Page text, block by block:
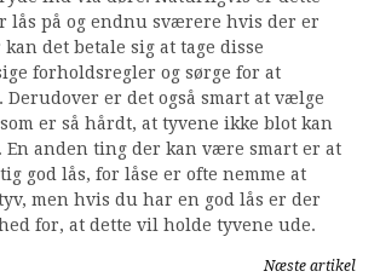
lås på og endnu sværere hvis der er
det betale sig at tage disse
forholdsregler og sørge for at
er det også smart at vælge
er så hårdt, at tyvene ikke blot kan
En anden ting der kan være smart er at
god lås, for låse er ofte nemme at
men hvis du har en god lås er der
for, at dette vil holde tyvene ude.
Næste artikel